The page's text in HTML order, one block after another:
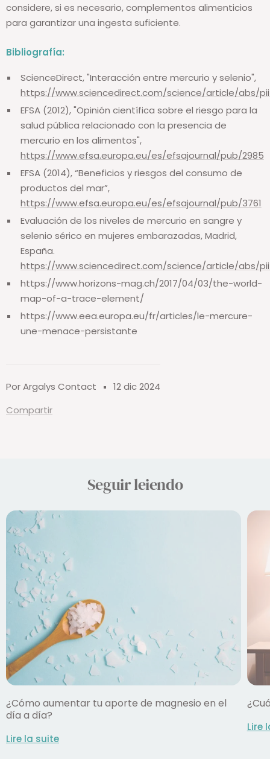
Por Argalys Contact
12 dic 2024
Compartir
considere, si es necesario, complementos alimenticios
para garantizar una ingesta suficiente.
Bibliografía:
ScienceDirect, "Interacción entre mercurio y selenio",
https://www.sciencedirect.com/science/article/abs/pii/
EFSA (2012), "Opinión científica sobre el riesgo para la
salud pública relacionado con la presencia de
mercurio en los alimentos",
https://www.efsa.europa.eu/es/efsajournal/pub/2985
EFSA (2014), “Beneficios y riesgos del consumo de
productos del mar”,
https://www.efsa.europa.eu/es/efsajournal/pub/3761
Evaluación de los niveles de mercurio en sangre y
selenio sérico en mujeres embarazadas, Madrid,
España.
https://www.sciencedirect.com/science/article/abs/pii/
https://www.horizons-mag.ch/2017/04/03/the-world-
map-of-a-trace-element/
https://www.eea.europa.eu/fr/articles/le-mercure-
une-menace-persistante
Seguir leiendo
¿Cómo aumentar tu aporte de magnesio en el
día a día?
Lire la suite
Lire